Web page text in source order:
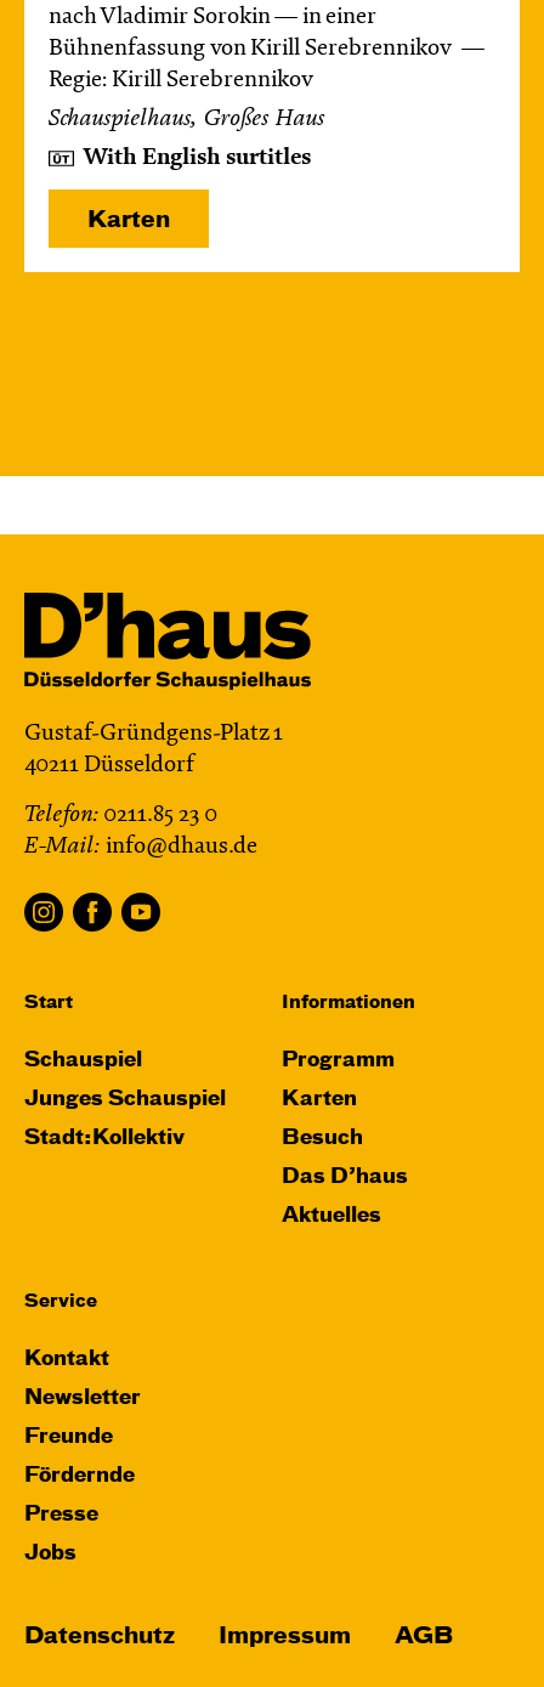
nach Vladimir Sorokin — in einer
Bühnenfassung von Kirill Serebrennikov
Regie: Kirill Serebrennikov
Schauspielhaus, Großes Haus
With English surtitles
Karten
Gustaf-Gründgens-Platz 1
40211 Düsseldorf
Telefon: 0211.85 23 0
E-Mail: info@dhaus.de
Start
Schauspiel
Junges Schauspiel
Stadt:Kollektiv
Informationen
Programm
Karten
Besuch
Das D’haus
Aktuelles
Service
Kontakt
Newsletter
Freunde
Fördernde
Presse
Jobs
Datenschutz Impressum AGB